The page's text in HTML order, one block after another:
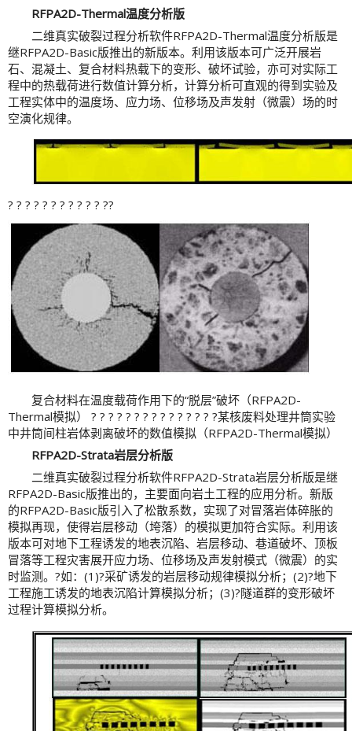
RFPA2D-Thermal温度分析版
二维真实破裂过程分析软件RFPA2D-Thermal温度分析版是
继RFPA2D-Basic版推出的新版本。利用该版本可广泛开展岩
石、混凝土、复合材料热载下的变形、破坏试验，亦可对实际工
程中的热载荷进行数值计算分析，计算分析可直观的得到实验及
工程实体中的温度场、应力场、位移场及声发射（微震）场的时
空演化规律。
? ? ? ? ? ? ? ? ? ? ? ??
复合材料在温度载荷作用下的“脱层”破坏（RFPA2D-
Thermal模拟） ? ? ? ? ? ? ? ? ? ? ? ? ? ? ?某核废料处理井筒实验
中井筒间柱岩体剥离破坏的数值模拟（RFPA2D-Thermal模拟）
RFPA2D-Strata岩层分析版
二维真实破裂过程分析软件RFPA2D-Strata岩层分析版是继
RFPA2D-Basic版推出的，主要面向岩土工程的应用分析。新版
的RFPA2D-Basic版引入了松散系数，实现了对冒落岩体碎胀的
模拟再现，使得岩层移动（垮落）的模拟更加符合实际。利用该
版本可对地下工程诱发的地表沉陷、岩层移动、巷道破坏、顶板
冒落等工程灾害展开应力场、位移场及声发射模式（微震）的实
时监测。?如：(1)?采矿诱发的岩层移动规律模拟分析；(2)?地下
工程施工诱发的地表沉陷计算模拟分析；(3)?隧道群的变形破坏
过程计算模拟分析。